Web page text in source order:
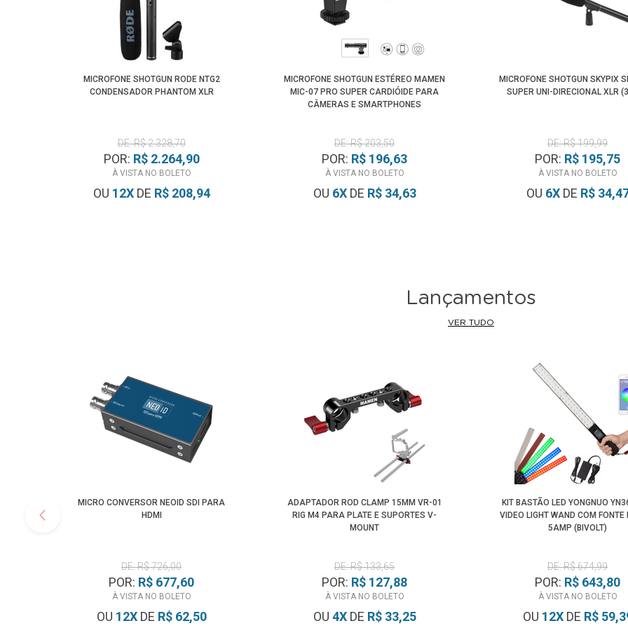
MICROFONE SHOTGUN RODE NTG2
CONDENSADOR PHANTOM XLR
DE: R$ 2.328,70
POR: R$ 2.264,90
À VISTA NO BOLETO
OU 12XDE R$ 208,94
MICROFONE SHOTGUN ESTÉREO MAMEN
MIC-07 PRO SUPER CARDIÓIDE PARA
CÂMERAS E SMARTPHONES
DE: R$ 203,50
POR: R$ 196,63
À VISTA NO BOLETO
OU 6XDE R$ 34,63
MICROFONE SHOTGUN SKYPIX
SUPER UNI-DIRECIONAL XLR
DE: R$ 199,99
POR: R$ 195,75
À VISTA NO BOLETO
OU 6XDE R$
Lançamentos
VER TUDO
MICRO CONVERSOR NEOID SDI PARA
HDMI
DE: R$ 726,00
POR: R$ 677,60
À VISTA NO BOLETO
OU 12XDE R$ 62,50
ADAPTADOR ROD CLAMP 15MM VR-01
RIG M4 PARA PLATE E SUPORTES V-
MOUNT
DE: R$ 133,65
POR: R$ 127,88
À VISTA NO BOLETO
OU 4XDE R$ 33,25
KIT BASTÃO LED YONGNUO
VIDEO LIGHT WAND COM FONTE
5AMP (BIVOLT)
DE: R$ 674,99
POR: R$ 643,80
À VISTA NO BOLETO
OU 12XDE R$